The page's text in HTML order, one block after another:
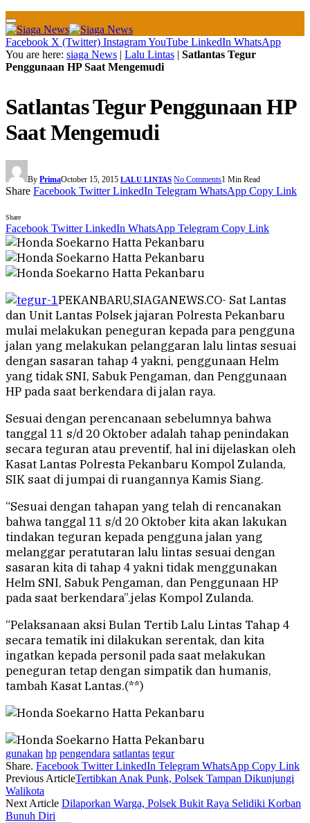
Facebook X (Twitter) InstagramYouTube LinkedIn WhatsApp
You are here: siaga News | Lalu Lintas | Satlantas Tegur
Penggunaan HP Saat Mengemudi
Satlantas Tegur Penggunaan HP
Saat Mengemudi
By PrimaOctober 15, 2015 LALU LINTAS No Comments1 Min Read
Share Facebook Twitter LinkedIn Telegram WhatsApp Copy Link
Share
Facebook Twitter LinkedIn WhatsApp Telegram Copy Link
PEKANBARU,SIAGANEWS.CO- Sat Lantas
dan Unit Lantas Polsek jajaran Polresta Pekanbaru
mulai melakukan peneguran kepada para pengguna
jalan yang melakukan pelanggaran lalu lintas sesuai
dengan sasaran tahap 4 yakni, penggunaan Helm
yang tidak SNI, Sabuk Pengaman, dan Penggunaan
HP pada saat berkendara di jalan raya.
Sesuai dengan perencanaan sebelumnya bahwa
tanggal 11 s/d 20 Oktober adalah tahap penindakan
secara teguran atau preventif, hal ini dijelaskan oleh
Kasat Lantas Polresta Pekanbaru Kompol Zulanda,
SIK saat di jumpai di ruangannya Kamis Siang.
“Sesuai dengan tahapan yang telah di rencanakan
bahwa tanggal 11 s/d 20 Oktober kita akan lakukan
tindakan teguran kepada pengguna jalan yang
melanggar peratutaran lalu lintas sesuai dengan
sasaran kita di tahap 4 yakni tidak menggunakan
Helm SNI, Sabuk Pengaman, dan Penggunaan HP
pada saat berkendara”.jelas Kompol Zulanda.
“Pelaksanaan aksi Bulan Tertib Lalu Lintas Tahap 4
secara tematik ini dilakukan serentak, dan kita
ingatkan kepada personil pada saat melakukan
peneguran tetap dengan simpatik dan humanis,
tambah Kasat Lantas.(**)
gunakan hp pengendara satlantas tegur
Share. Facebook Twitter LinkedIn Telegram WhatsApp Copy Link
Previous ArticleTertibkan Anak Punk, Polsek Tampan Dikunjungi
Walikota
Next Article Dilaporkan Warga, Polsek Bukit Raya Selidiki Korban
Bunuh Diri